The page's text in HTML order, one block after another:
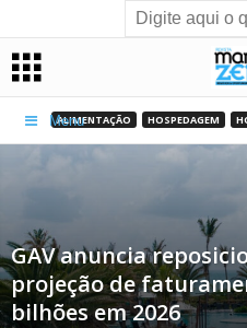
Menu
ALIMENTAÇÃO HOSPEDAGEM
GAV anuncia
projeção de
bilhões em 2026